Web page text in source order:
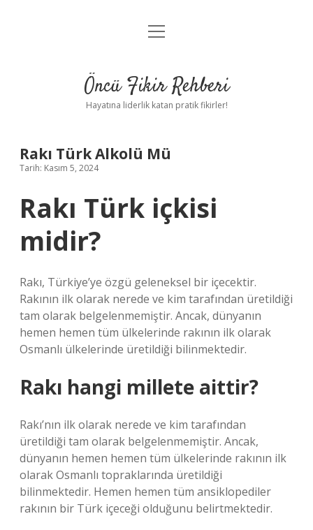
Anasayfa
Yasal Uyarı
menüyü
Öncü Fikir Rehberi
Hayatına liderlik katan pratik fikirler!
Rakı Türk Alkolü Mü
Tarih: Kasım 5, 2024
Rakı Türk içkisi
midir?
Rakı, Türkiye’ye özgü geleneksel bir içecektir.
Rakının ilk olarak nerede ve kim tarafından üretildiği
tam olarak belgelenmemiştir. Ancak, dünyanın
hemen hemen tüm ülkelerinde rakının ilk olarak
Osmanlı ülkelerinde üretildiği bilinmektedir.
Rakı hangi millete aittir?
Rakı’nın ilk olarak nerede ve kim tarafından
üretildiği tam olarak belgelenmemiştir. Ancak,
dünyanın hemen hemen tüm ülkelerinde rakının ilk
olarak Osmanlı topraklarında üretildiği
bilinmektedir. Hemen hemen tüm ansiklopediler
rakının bir Türk içeceği olduğunu belirtmektedir.